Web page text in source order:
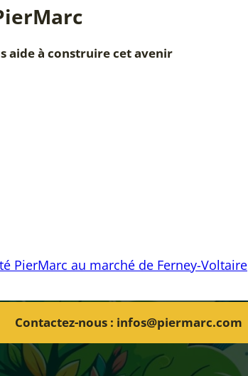
aide à construire cet avenir
PierMarc au marché de Ferney-Voltaire
Contactez-nous : infos@piermarc.com